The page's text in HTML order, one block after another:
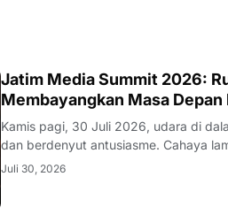
Jatim Media Summit 2026:
Membayangkan Masa
Kamis pagi, 30 Juli 2026, udara di
dan berdenyut antusiasme. Cahaya lampu sorot lembut menyinari panggung, sementara di
bagian depan, layar LED raksasa
Juli 30, 2026